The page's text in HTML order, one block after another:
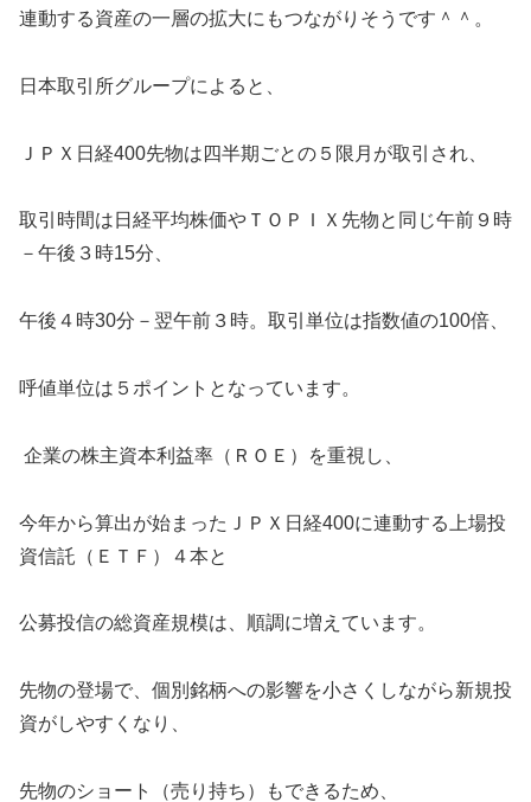
連動する資産の一層の拡大にもつながりそうです＾＾。
日本取引所グループによると、
ＪＰＸ日経400先物は四半期ごとの５限月が取引され、
取引時間は日経平均株価やＴＯＰＩＸ先物と同じ午前９時
－午後３時15分、
午後４時30分－翌午前３時。取引単位は指数値の100倍、
呼値単位は５ポイントとなっています。
企業の株主資本利益率（ＲＯＥ）を重視し、
今年から算出が始まったＪＰＸ日経400に連動する上場投
資信託（ＥＴＦ）４本と
公募投信の総資産規模は、順調に増えています。
先物の登場で、個別銘柄への影響を小さくしながら新規投
資がしやすくなり、
先物のショート（売り持ち）もできるため、